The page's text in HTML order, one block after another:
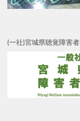
(一社)宮城県聴覚障害